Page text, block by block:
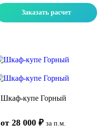
Заказать расчет
Шкаф-купе Горный
от 28 000 ₽ за п.м.